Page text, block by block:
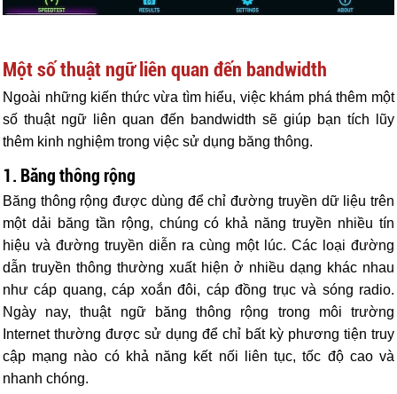
Một số thuật ngữ liên quan đến bandwidth
Ngoài những kiến thức vừa tìm hiểu, việc khám phá thêm một
số thuật ngữ liên quan đến bandwidth sẽ giúp bạn tích lũy
thêm kinh nghiệm trong việc sử dụng băng thông.
1. Băng thông rộng
Băng thông rộng được dùng để chỉ đường truyền dữ liệu trên
một dải băng tần rộng, chúng có khả năng truyền nhiều tín
hiệu và đường truyền diễn ra cùng một lúc. Các loại đường
dẫn truyền thông thường xuất hiện ở nhiều dạng khác nhau
như cáp quang, cáp xoắn đôi, cáp đồng trục và sóng radio.
Ngày nay, thuật ngữ băng thông rộng trong môi trường
Internet thường được sử dụng để chỉ bất kỳ phương tiện truy
cập mạng nào có khả năng kết nối liên tục, tốc độ cao và
nhanh chóng.